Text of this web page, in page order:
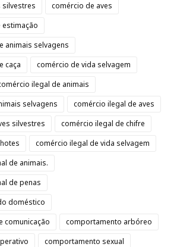
silvestres
comércio de aves
estimação
animais selvagens
caça
comércio de vida selvagem
ilegal de animais
selvagens
comércio ilegal de aves
silvestres
comércio ilegal de chifre
comércio ilegal de vida selvagem
de animais.
de penas
doméstico
comunicação
comportamento arbóreo
comportamento sexual